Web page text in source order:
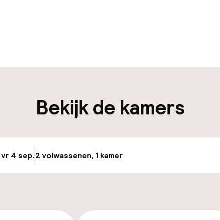
op eigen
op eigen
Parkeerservice
Openbaar
Bekijk de kamers
4 sep.2 volwassenen, 1 kamer